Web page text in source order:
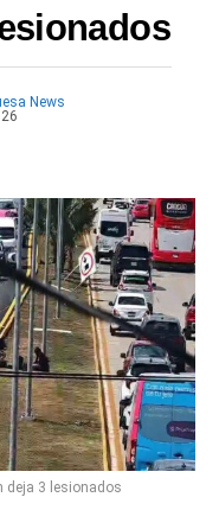
News
deja 3 lesionados